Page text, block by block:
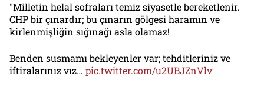
"Milletin helal sofraları temiz siyasetle bereketlenir.
CHP bir çınardır; bu çınarın gölgesi haramın ve
kirlenmişliğin sığınağı asla olamaz!
Benden susmamı bekleyenler var; tehditleriniz ve
iftiralarınız vız… pic.twitter.com/u2UBJZnVlv